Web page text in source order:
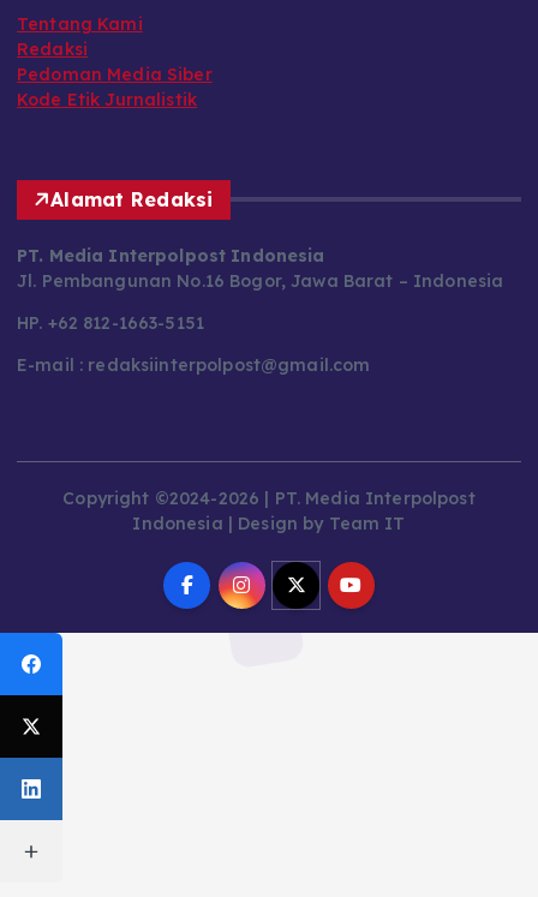
Tentang Kami
Redaksi
Pedoman Media Siber
Kode Etik Jurnalistik
Alamat Redaksi
PT. Media Interpolpost Indonesia
Jl. Pembangunan No.16 Bogor, Jawa Barat – Indonesia
HP. +62 812-1663-5151
E-mail : redaksiinterpolpost@gmail.com
Copyright ©2024-2026 | PT. Media Interpolpost
Indonesia | Design by Team IT